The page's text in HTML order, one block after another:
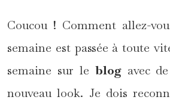
Coucou ! Comment allez-
semaine est passée à toute
semaine sur le blogavec
nouveau look. Je dois